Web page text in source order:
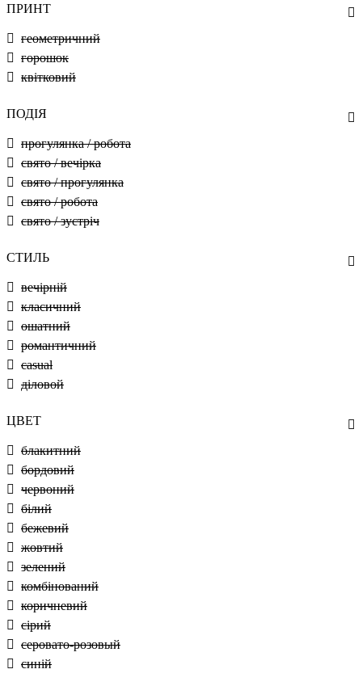
ПРИНТ
геометричний
горошок
квітковий
ПОДІЯ
прогулянка / робота
свято / вечірка
свято / прогулянка
свято / робота
свято / зустріч
СТИЛЬ
вечірній
класичний
ошатний
романтичний
casual
діловой
ЦВЕТ
блакитний
бордовий
червоний
білий
бежевий
жовтий
зелений
комбінований
коричневий
сірий
серовато-розовый
синій